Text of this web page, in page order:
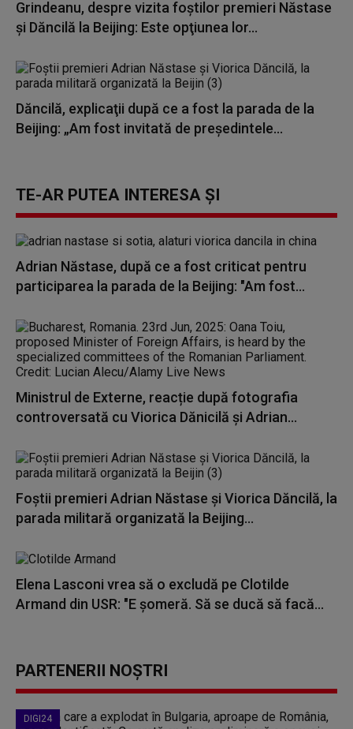
Grindeanu, despre vizita foştilor premieri Năstase
şi Dăncilă la Beijing: Este opţiunea lor...
Dăncilă, explicaţii după ce a fost la parada de la
Beijing: „Am fost invitată de preşedintele...
TE-AR PUTEA INTERESA ȘI
Adrian Năstase, după ce a fost criticat pentru
participarea la parada de la Beijing: "Am fost...
Ministrul de Externe, reacție după fotografia
controversată cu Viorica Dănicilă și Adrian...
Foştii premieri Adrian Năstase şi Viorica Dăncilă, la
parada militară organizată la Beijing...
Elena Lasconi vrea să o excludă pe Clotilde
Armand din USR: "E șomeră. Să se ducă să facă...
PARTENERII NOȘTRI
DIGI24